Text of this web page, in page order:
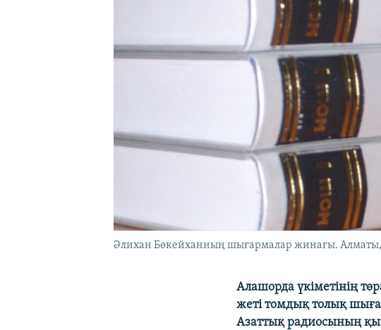
Әлихан Бөкейханның шығармалар жинағы.
Алашорда үкіметінің
жеті томдық толық
Азаттық радиосының